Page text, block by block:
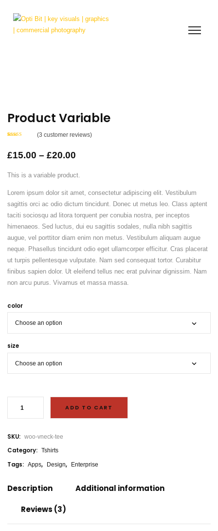
Product Variable
of 5 based
on
(3 customer reviews)
£15.00 – £20.00
This is a variable product.
Lorem ipsum dolor sit amet, consectetur adipiscing elit. Vestibulum
sagittis orci ac odio dictum tincidunt. Donec ut metus leo. Class aptent
taciti sociosqu ad litora torquent per conubia nostra, per inceptos
himenaeos. Sed luctus, dui eu sagittis sodales, nulla nibh sagittis
augue, vel porttitor diam enim non metus. Vestibulum aliquam augue
neque. Phasellus tincidunt odio eget ullamcorper efficitur. Cras placerat
ut turpis pellentesque vulputate. Nam sed consequat tortor. Curabitur
finibus sapien dolor. Ut eleifend tellus nec erat pulvinar dignissim. Nam
non arcu purus. Vivamus et massa massa.
color
size
P
d
t
a
i
a
e
i
ADD TO CART
SKU: woo-vneck-tee
Category: Tshirts
Tags: Apps, Design, Enterprise
Description Additional information
Reviews (3)